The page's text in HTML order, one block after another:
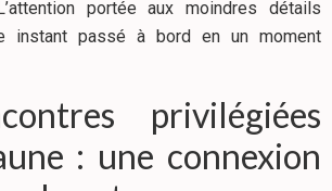
portée aux moindres détails
instant passé à bord en un moment
privilégiées
: une connexion